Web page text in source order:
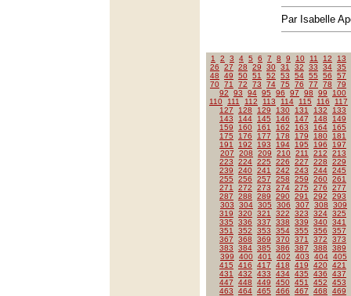
Par Isabelle
1 2 3 4 5 6 7 8 9 10 11 12
13
26
27 28 29 30 31 32 33 34 35
48
49 50 51 52 53 54 55 56
57
70 71 72 73 74 75 76 77 78
79
92
93 94 95 96 97 98 99
100
110
111 112 113 114 115 116
117
127
128 129 130 131 132
133
143
144 145 146 147 148
149
159
160 161 162 163 164
165
175
176 177 178 179 180
181
191
192 193 194 195 196
197
207
208 209 210 211 212
213
223
224 225 226 227 228
229
239
240 241 242 243 244 245
255
256 257 258 259 260 261
271
272 273 274 275 276
277
287
288 289 290 291 292
293
303
304 305 306 307 308
309
319
320 321 322 323 324 325
335
336 337 338 339 340 341
351
352 353 354 355 356
357
367
368 369 370 371 372
373
383
384 385 386 387 388
389
399
400 401 402 403 404 405
415
416 417 418 419 420 421
431
432 433 434 435 436
437
447
448 449 450 451 452
453
463
464 465 466 467 468 469